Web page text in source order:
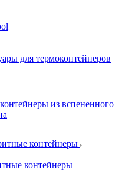
для термоконтейнеров
из вспененного
контейнеры
контейнеры